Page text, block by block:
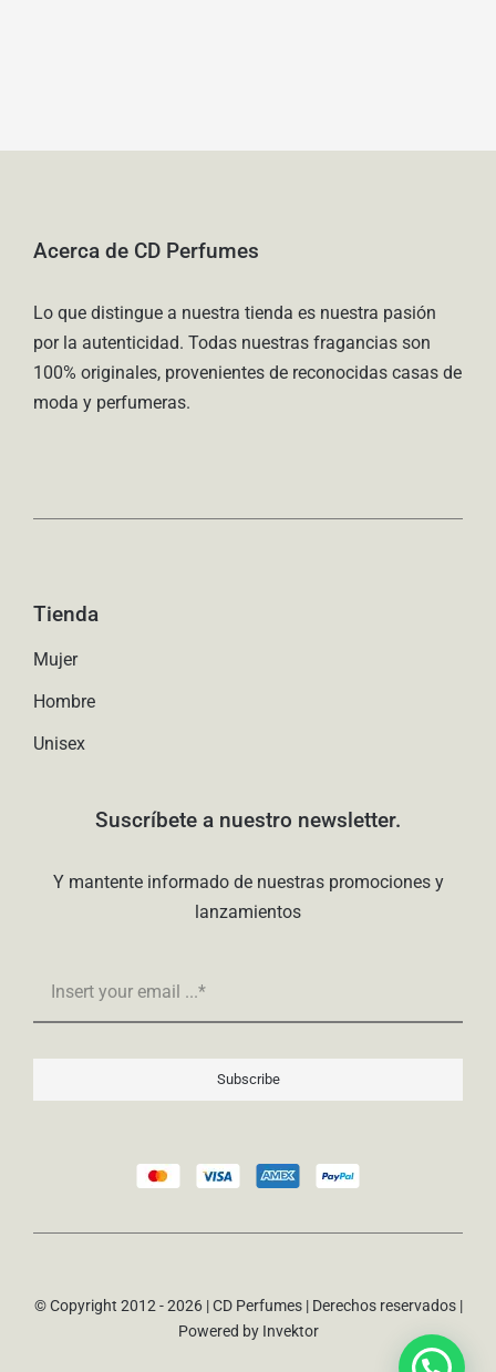
Acerca de CD Perfumes
Lo que distingue a nuestra tienda es nuestra pasión
por la autenticidad. Todas nuestras fragancias son
100% originales, provenientes de reconocidas casas de
moda y perfumeras.
Tienda
Mujer
Hombre
Unisex
Suscríbete a nuestro newsletter.
Y mantente informado de nuestras promociones y
lanzamientos
Subscribe
© Copyright 2012 - 2026 | CD Perfumes | Derechos reservados |
Powered by Invektor